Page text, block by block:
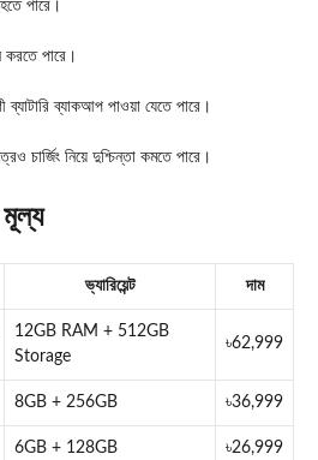
পারে।
করতে পারে।
ব্যাটারি ব্যাকআপ পাওয়া যেতে পারে।
চার্জিং নিয়ে দুশ্চিন্তা কমতে পারে।
মূল্য
ভ্যারিয়েন্ট দাম
12GB RAM + 512GB
Storage
৳62,999
8GB + 256GB ৳36,999
6GB + 128GB ৳26,999